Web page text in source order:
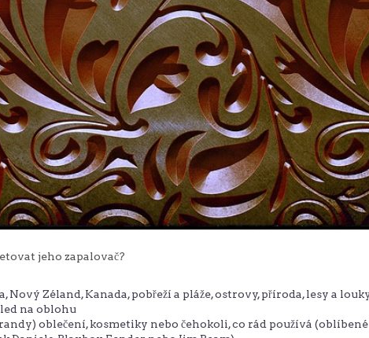
jeho zapalovač?
Nový Zéland, Kanada, pobřeží a pláže, ostrovy, příroda, lesy a
na oblohu
oblečení, kosmetiky nebo čehokoli, co rád používá (oblíbené